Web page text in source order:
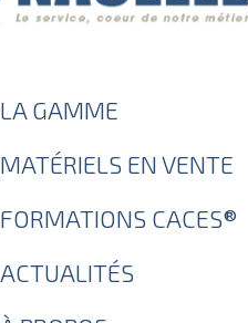
LA GAMME
MATÉRIELS EN VENTE
FORMATIONS CACES®
ACTUALITÉS